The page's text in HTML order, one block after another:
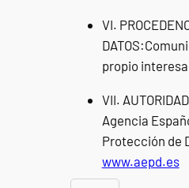
VI.
propio
VII.
Agencia
Protección de
www.aepd.es